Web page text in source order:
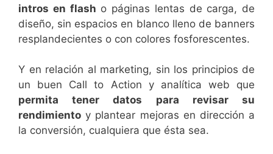
intros en flash o páginas lentas de carga, de
diseño, sin espacios en blanco lleno de banners
resplandecientes o con colores fosforescentes.
Y en relación al marketing, sin los principios de
un buen Call to Action y analítica web que
permita tener datos para revisar su
rendimiento y plantear mejoras en dirección a
la conversión, cualquiera que ésta sea.